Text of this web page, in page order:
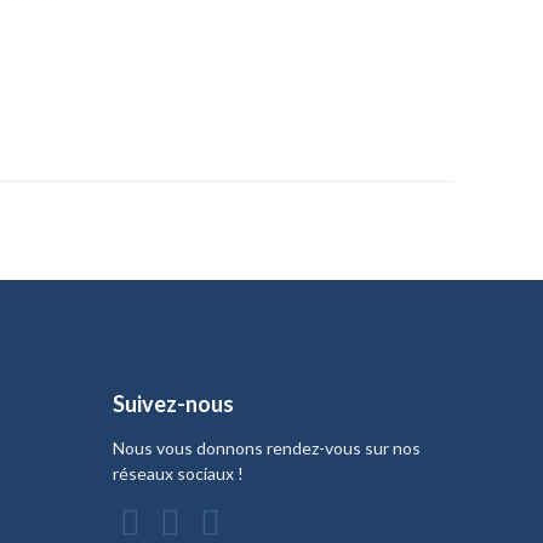
Suivez-nous
Nous vous donnons rendez-vous sur nos
réseaux sociaux !